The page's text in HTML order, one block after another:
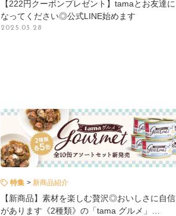
【222円クーポンプレゼント】tamaとお友達に
なってください◎公式LINE始めます
2025.03.28
特集 新商品紹介
【新商品】素材を楽しむ贅沢◎おいしさに自信
があります《2種類》の「tama グルメ」…